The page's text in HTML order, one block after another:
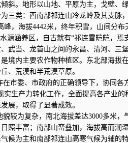
。地形以山地、平原为主，戈壁、
三类：西南部祁连山冷龙岭及其支脉
峰，海拔4442米，终年积雪，山间分
源涵养区，自古就有“祁连雪皑皑，焉
武当、龙首山之间的永昌、清河、三
境内主要农作物种植区。东北部海拔
、荒漠和半荒漠草原。
市委、市政府的正确领导下，协同各
实生产力转化工作，全面提高各产业
展，取得了显著成效。
较为复杂，南北海拔差达3000多米，
照丰富；南部山峦叠加，海拔高而潮
候为主和南部祁连山高寒气候为辅的